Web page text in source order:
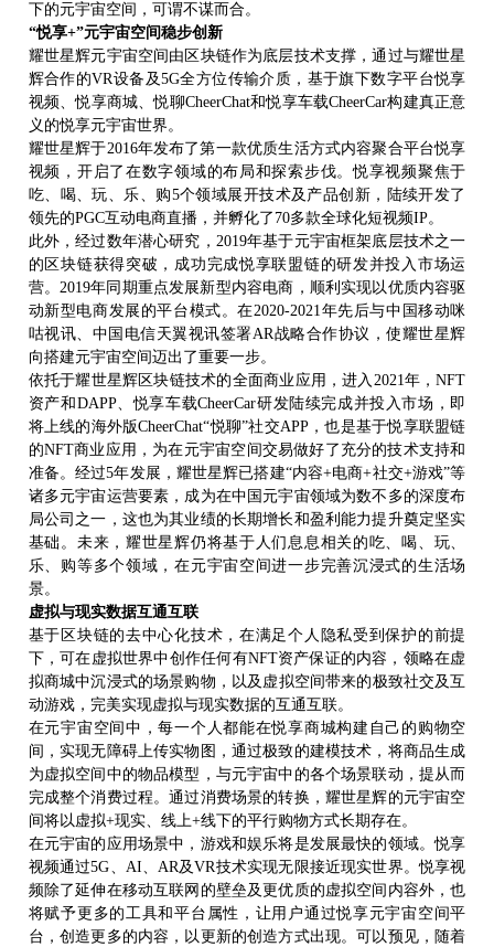
下的元宇宙空间，可谓不谋而合。
“悦享+”元宇宙空间稳步创新
耀世星辉元宇宙空间由区块链作为底层技术支撑，通过与耀世星
辉合作的VR设备及5G全方位传输介质，基于旗下数字平台悦享
视频、悦享商城、悦聊CheerChat和悦享车载CheerCar构建真正意
义的悦享元宇宙世界。
耀世星辉于2016年发布了第一款优质生活方式内容聚合平台悦享
视频，开启了在数字领域的布局和探索步伐。悦享视频聚焦于
吃、喝、玩、乐、购5个领域展开技术及产品创新，陆续开发了
领先的PGC互动电商直播，并孵化了70多款全球化短视频IP。
此外，经过数年潜心研究， 2019年基于元宇宙框架底层技术之一
的区块链获得突破，成功完成悦享联盟链的研发并投入市场运
营。2019年同期重点发展新型内容电商，顺利实现以优质内容驱
动新型电商发展的平台模式。在2020-2021年先后与中国移动咪
咕视讯、中国电信天翼视讯签署AR战略合作协议，使耀世星辉
向搭建元宇宙空间迈出了重要一步。
依托于耀世星辉区块链技术的全面商业应用，进入 2021年，NFT
资产和DAPP、悦享车载CheerCar研发陆续完成并投入市场，即
将上线的海外版CheerChat“悦聊”社交APP，也是基于悦享联盟链
的NFT商业应用，为在元宇宙空间交易做好了充分的技术支持和
准备。经过5年发展，耀世星辉已搭建“内容+电商+社交+游戏”等
诸多元宇宙运营要素，成为在中国元宇宙领域为数不多的深度布
局公司之一，这也为其业绩的长期增长和盈利能力提升奠定坚实
基础。未来，耀世星辉仍将基于人们息息相关的吃、喝、玩、
乐、购等多个领域，在元宇宙空间进一步完善沉浸式的生活场
景。
虚拟与现实数据互通互联
基于区块链的去中心化技术， 在满足个人隐私受到保护的前提
下，可在虚拟世界中创作任何有NFT资产保证的内容， 领略在虚
拟商城中沉浸式的场景购物， 以及 虚拟空间带来的极致社交及互
动游戏，完美实现虚拟与现实数据的互通互联。
在元宇宙空间中，每一个人都能在悦享商城构建自己的购物空
间，实现无障碍上传实物图，通过极致的建模技术，将商品生成
为虚拟空间中的物品模型，与元宇宙中的各个场景联动，提从而
完成整个消费过程。通过消费场景的转换，耀世星辉的元宇宙空
间将以虚拟+现实、线上+线下的平行购物方式长期存在。
在元宇宙的应用场景中，游戏和娱乐将是发展最快的领域。悦享
视频通过5G、 AI、AR及VR技术实现无限接近现实世界。悦享视
频除了延伸在移动互联网的壁垒及更优质的虚拟空间内容外，也
将赋予更多的工具和平台属性，让用户通过悦享元宇宙空间平
台，创造更多的内容，以更新的创造方式出现。可以预见，随着